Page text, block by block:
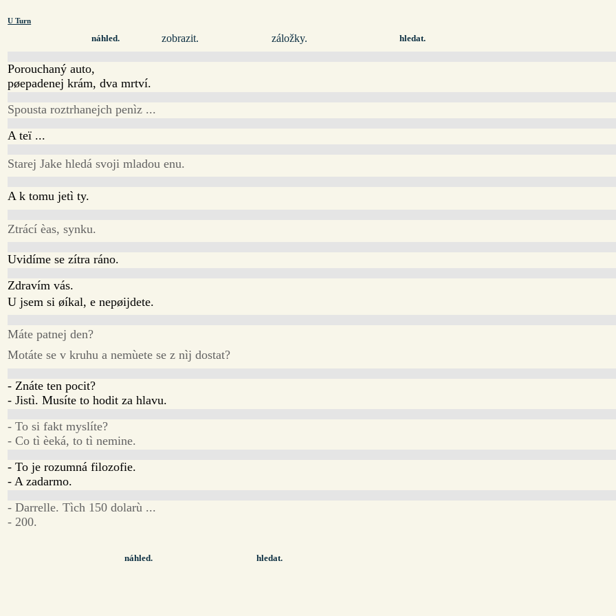
U Turn
náhled. zobrazit. záložky. hledat.
Porouchaný auto,
pøepadenej krám, dva mrtví.
Spousta roztrhanejch penìz ...
A teï ...
Starej Jake hledá svoji mladou enu.
A k tomu jetì ty.
Ztrácí èas, synku.
Uvidíme se zítra ráno.
Zdravím vás.
U jsem si øíkal, e nepøijdete.
Máte patnej den?
Motáte se v kruhu a nemùete se z nìj dostat?
- Znáte ten pocit?
- Jistì. Musíte to hodit za hlavu.
- To si fakt myslíte?
- Co tì èeká, to tì nemine.
- To je rozumná filozofie.
- A zadarmo.
- Darrelle. Tìch 150 dolarù ...
- 200.
náhled. hledat.